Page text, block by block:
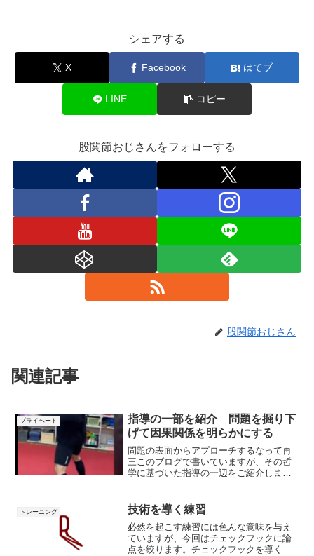
シェアする
X Facebook はてブ
LINE コピー
股関節おじさんをフォローする
股関節おじさん
関連記事
プライベート
指導の一部を紹介 問題を掘り下
げて因果関係を明らかにする
問題の表面からアプローチするなって再
三このブログで書いていますが、その哲
学に基づいた指導の一辺をご紹介しま
す。ツイート内容は僕の思考の過程なの
で良ければご覧ください。...
トレーニング 技術を導く練習
必然を起こす練習には色んな意味を与え
ていますが、今回はチェックフックに論
点を絞ります。チェックフックを導く前